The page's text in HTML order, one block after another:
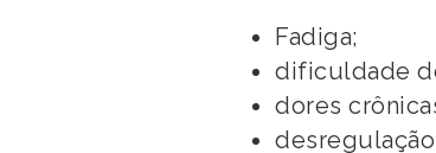
Fadiga;
dificuldade
dores